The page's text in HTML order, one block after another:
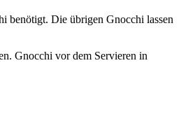
benötigt. Die übrigen Gnocchi lassen
Gnocchi vor dem Servieren in